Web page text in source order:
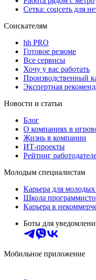
Сетка: соцсеть для
Соискателям
hh PRO
Готовое резюме
Все сервисы
Хочу у вас работать
Производственный
Экспертная
Новости и статьи
Блог
О компаниях в
Жизнь в компании
ИТ-проекты
Рейтинг
Молодым специалистам
Карьера для
Школа
Карьера в
Боты для
Мобильное приложение